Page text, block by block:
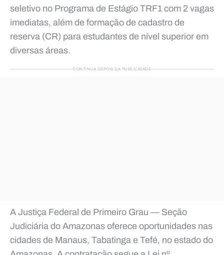
seletivo no Programa de Estágio TRF1 com 2 vagas
imediatas, além de formação de cadastro de
reserva (CR) para estudantes de nível superior em
diversas áreas.
CONTINUA DEPOIS DA PUBLICIDADE
A Justiça Federal de Primeiro Grau — Seção
Judiciária do Amazonas oferece oportunidades nas
cidades de Manaus, Tabatinga e Tefé, no estado do